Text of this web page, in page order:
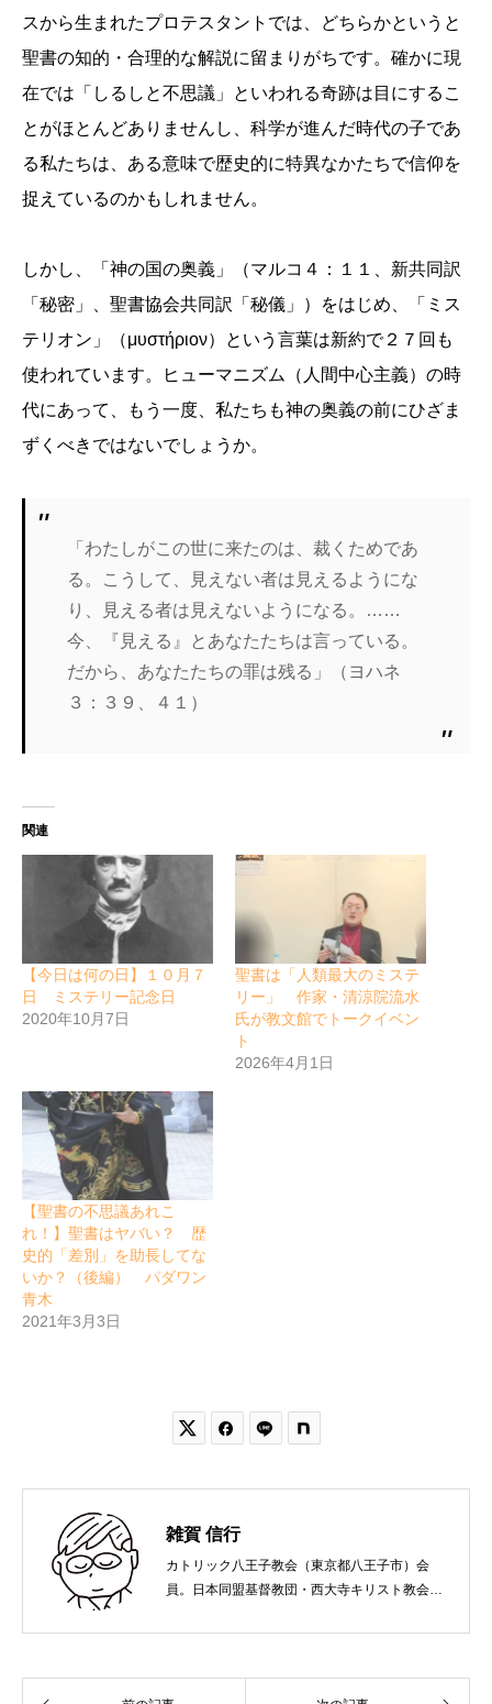
スから生まれたプロテスタントでは、どちらかというと
聖書の知的・合理的な解説に留まりがちです。確かに現
在では「しるしと不思議」といわれる奇跡は目にするこ
とがほとんどありませんし、科学が進んだ時代の子であ
る私たちは、ある意味で歴史的に特異なかたちで信仰を
捉えているのかもしれません。
しかし、「神の国の奥義」（マルコ４：１１、新共同訳
「秘密」、聖書協会共同訳「秘儀」）をはじめ、「ミス
テリオン」（μυστήριον）という言葉は新約で２７回も
使われています。ヒューマニズム（人間中心主義）の時
代にあって、もう一度、私たちも神の奥義の前にひざま
ずくべきではないでしょうか。
「わたしがこの世に来たのは、裁くためであ
る。こうして、見えない者は見えるようにな
り、見える者は見えないようになる。……
今、『見える』とあなたたちは言っている。
だから、あなたたちの罪は残る」（ヨハネ
３：３９、４１）
関連
【今日は何の日】１０月７
日 ミステリー記念日
2020年10月7日
聖書は「人類最大のミステ
リー」 作家・清涼院流水
氏が教文館でトークイベン
ト
2026年4月1日
【聖書の不思議あれこ
れ！】聖書はヤバい？ 歴
史的「差別」を助長してな
いか？（後編） パダワン
青木
2021年3月3日
 
雑賀 信行
カトリック八王子教会（東京都八王子市）会
員。日本同盟基督教団・西大寺キリスト教会
れ。関西学院大学社会学部卒業。９０年代、い